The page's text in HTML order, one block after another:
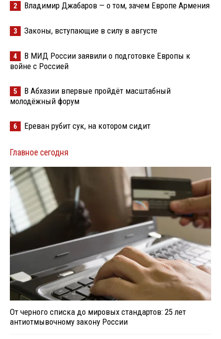
2 Владимир Джабаров — о том, зачем Европе Армения
3 Законы, вступающие в силу в августе
4
В МИД России заявили о подготовке Европы к
войне с Россией
5
В Абхазии впервые пройдёт масштабный
молодёжный форум
6 Ереван рубит сук, на котором сидит
Главное сегодня
От черного списка до мировых стандартов: 25 лет
антиотмывочному закону России